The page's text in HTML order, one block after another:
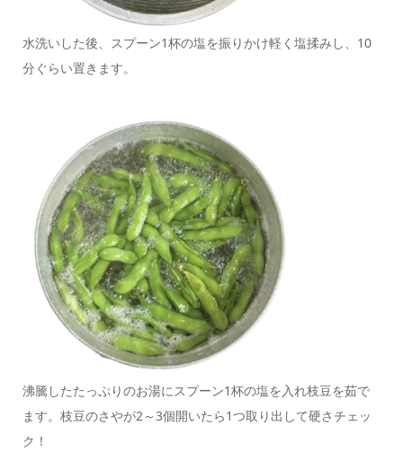
水洗いした後、スプーン1杯の塩を振りかけ軽く塩揉みし、10
分ぐらい置きます。
沸騰したたっぷりのお湯にスプーン1杯の塩を入れ枝豆を茹で
ます。枝豆のさやが2～3個開いたら1つ取り出して硬さチェッ
ク！